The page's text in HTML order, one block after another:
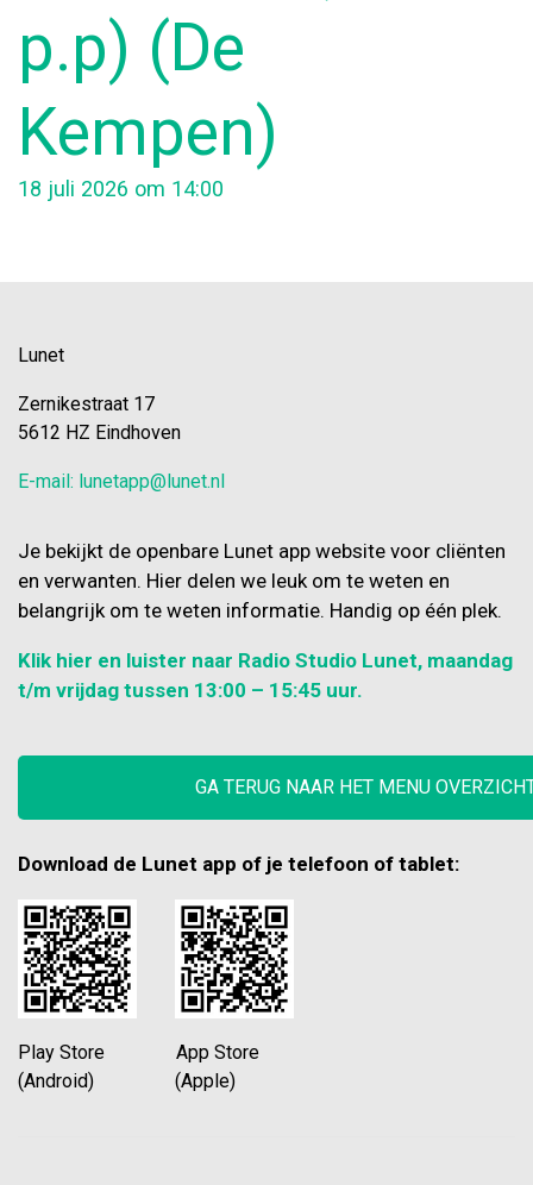
p.p) (De
Kempen)
18 juli 2026 om 14:00
Lunet
Zernikestraat 17
5612 HZ Eindhoven
E-mail: lunetapp@lunet.nl
Je bekijkt de openbare Lunet app website voor cliënten
en verwanten. Hier delen we leuk om te weten en
belangrijk om te weten informatie. Handig op één plek.
Klik hier en luister naar Radio Studio Lunet, maandag
t/m vrijdag tussen 13:00 – 15:45 uur.
GA TERUG NAAR HET MENU
Download de Lunet app of je telefoon of tablet:
Play Store App Store
(Android) (Apple)